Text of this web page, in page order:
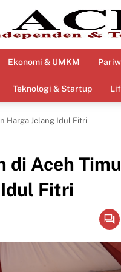
Ekonomi & UMKM
Teknologi & Startup
Harga Jelang Idul Fitri
di Aceh
Fitri